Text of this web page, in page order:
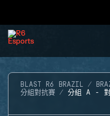
BLAST R6 BRAZIL
分組對抗賽
分組 A -